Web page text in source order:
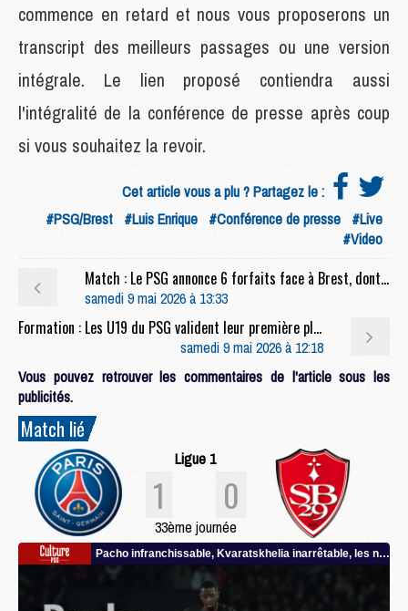
commence en retard et nous vous proposerons un
transcript des meilleurs passages ou une version
intégrale. Le lien proposé contiendra aussi
l'intégralité de la conférence de presse après coup
si vous souhaitez la revoir.
Cet article vous a plu ? Partagez le :
#PSG/Brest #Luis Enrique #Conférence de presse #Live
#Video
Match : Le PSG annonce 6 forfaits face à Brest, dont Pacho
samedi 9 mai 2026 à 13:33
Formation : Les U19 du PSG valident leur première place
samedi 9 mai 2026 à 12:18
Vous pouvez retrouver les commentaires de l'article sous les
publicités.
Match lié
Ligue 1
1 0
33ème journée